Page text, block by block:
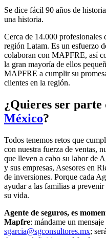
Se dice fácil 90 años de
una historia.
Cerca de 14.000
región Latam. Es un esfuerzo
colaboran con MAPFRE, así
la gran mayoría de ellos
MAPFRE a cumplir su
clientes en la región.
¿Quieres ser parte
México?
Todos tenemos retos que
con nuestra fuerza de ventas,
que lleven a cabo su labor de
y sus empresas, Asesores en
de inversiones. Porque cada
ayudar a las familias a
su vida.
Agente de seguros, es
Mapfre: mándame un
sgarcia@sgconsultores.mx;